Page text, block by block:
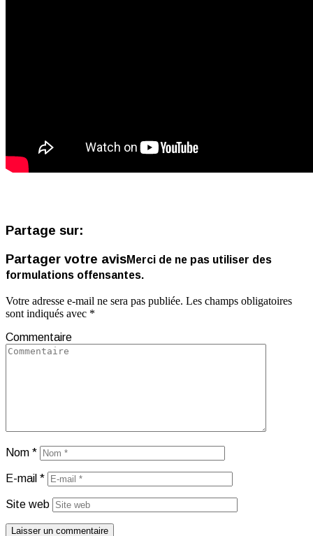
Partage sur:
Partager votre avisMerci de ne pas utiliser des
formulations offensantes.
Votre adresse e-mail ne sera pas publiée. Les champs obligatoires
sont indiqués avec *
Commentaire
Nom *
E-mail *
Site web